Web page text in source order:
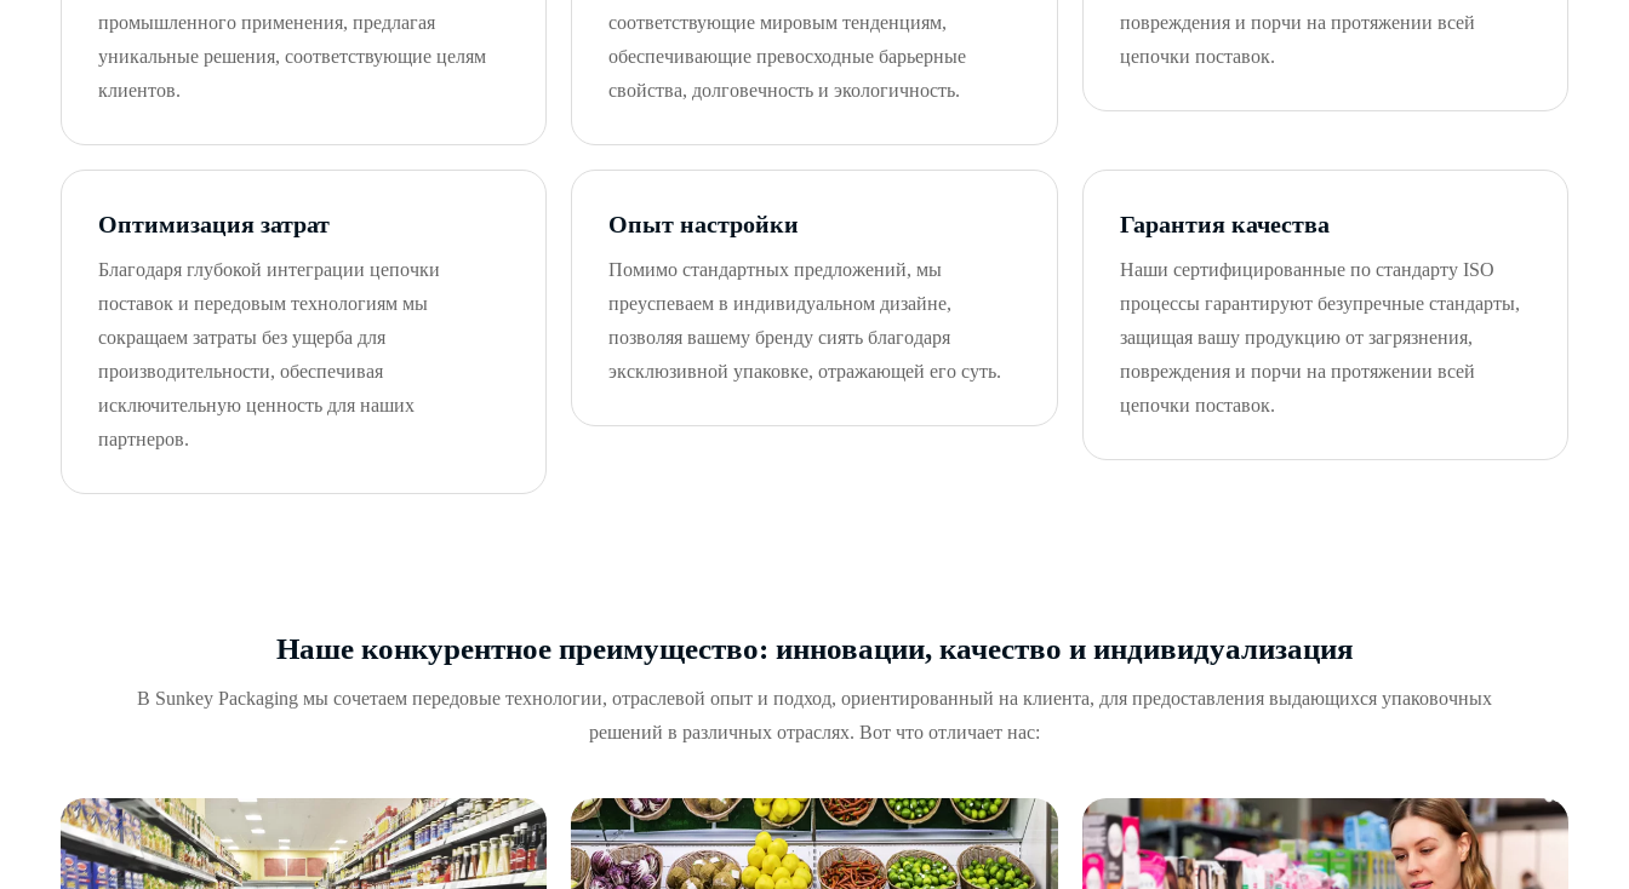
промышленного применения, предлагая
уникальные решения, соответствующие целям
клиентов.
соответствующие мировым тенденциям,
обеспечивающие превосходные барьерные
свойства, долговечность и экологичность.
повреждения и порчи на протяжении всей
цепочки поставок.
Оптимизация затрат
Благодаря глубокой интеграции цепочки
поставок и передовым технологиям мы
сокращаем затраты без ущерба для
производительности, обеспечивая
исключительную ценность для наших
партнеров.
Опыт настройки
Помимо стандартных предложений, мы
преуспеваем в индивидуальном дизайне,
позволяя вашему бренду сиять благодаря
эксклюзивной упаковке, отражающей его суть.
Гарантия качества
Наши сертифицированные по стандарту ISO
процессы гарантируют безупречные стандарты,
защищая вашу продукцию от загрязнения,
повреждения и порчи на протяжении всей
цепочки поставок.
Наше конкурентное преимущество: инновации, качество и индивидуализация
В Sunkey Packaging мы сочетаем передовые технологии, отраслевой опыт и подход, ориентированный на клиента, для предоставления выдающихся упаковочных
решений в различных отраслях. Вот что отличает нас: